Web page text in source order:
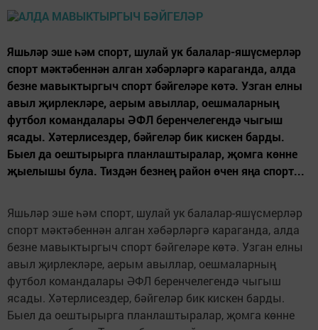
Яшьләр эше һәм спорт, шулай ук балалар-яшүсмерләр
спорт мәктәбеннән алган хәбәрләргә караганда, алда
безне мавыктыргыч спорт бәйгеләре көтә. Узган елны
авыл җирлекләре, аерым авыллар, оешмаларның
футбол командалары ӘФЛ беренчелегендә чыгыш
ясады. Хәтерлисездер, бәйгеләр бик кискен барды.
Быел да оештырырга планлаштыралар, җомга көнне
җыелышы була. Тиздән безнең район өчен яңа спорт...
Яшьләр эше һәм спорт, шулай ук балалар-яшүсмерләр
спорт мәктәбеннән алган хәбәрләргә караганда, алда
безне мавыктыргыч спорт бәйгеләре көтә. Узган елны
авыл җирлекләре, аерым авыллар, оешмаларның
футбол командалары ӘФЛ беренчелегендә чыгыш
ясады. Хәтерлисездер, бәйгеләр бик кискен барды.
Быел да оештырырга планлаштыралар, җомга көнне